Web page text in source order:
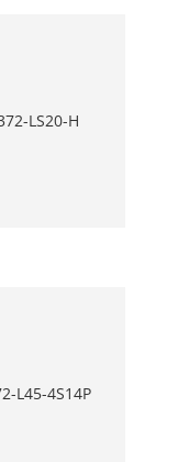
LS20-H
L45-4S14P